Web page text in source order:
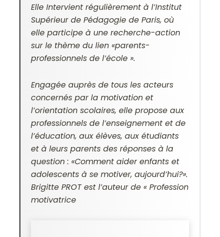
Elle Intervient régulièrement à l’Institut
Supérieur de Pédagogie de Paris, où
elle participe à une recherche-action
sur le thème du lien «parents-
professionnels de l’école ».
Engagée auprès de tous les acteurs
concernés par la motivation et
l’orientation scolaires, elle propose aux
professionnels de l’enseignement et de
l’éducation, aux élèves, aux étudiants
et à leurs parents des réponses à la
question : «Comment aider enfants et
adolescents à se motiver, aujourd’hui?».
Brigitte PROT est l’auteur de « Profession
motivatrice